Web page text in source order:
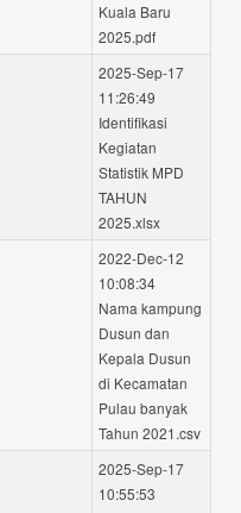
Kuala Baru
2025.pdf
2025-Sep-17
11:26:49
Identifikasi
Kegiatan
Statistik MPD
TAHUN
2025.xlsx
2022-Dec-12
10:08:34
Nama kampung
Dusun dan
Kepala Dusun
di Kecamatan
Pulau banyak
Tahun 2021.csv
2025-Sep-17
10:55:53